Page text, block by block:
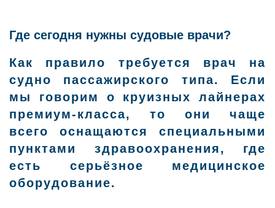
Где сегодня нужны судовые врачи?
Как правило требуется врач на
судно пассажирского типа. Если
мы говорим о круизных лайнерах
премиум-класса, то они чаще
всего оснащаются специальными
пунктами здравоохранения, где
есть серьёзное медицинское
оборудование.